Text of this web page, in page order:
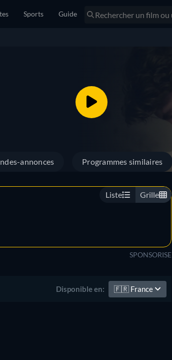
Sports Guide
annonces Programmes similaires
Liste Grille
SPONSORISE
Disponible en: 🇫🇷 France